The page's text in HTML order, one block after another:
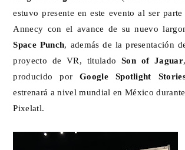
estuvo presente en este evento al ser
Annecy con el avance de su nuevo
Space Punch , además de la presentación
proyecto de VR, tituladoSon of Jaguar
producido por Google Spotlight
estrenará a nivel mundial en México
Pixelatl.